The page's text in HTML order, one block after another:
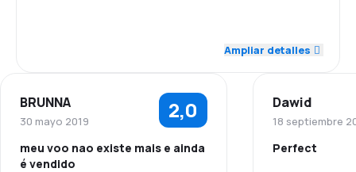
Red de conexiones 4,3
Precio del billete 3,4
Ampliar detalles
BRUNNA
30 mayo 2019 2,0
meu voo nao existe mais e ainda
é vendido
Dawid
18 septiembre
Perfect